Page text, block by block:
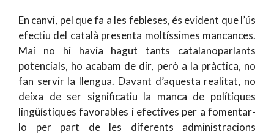
En canvi, pel que fa a les febleses, és evident que l’ús
efectiu del català presenta moltíssimes mancances.
Mai no hi havia hagut tants catalanoparlants
potencials, ho acabam de dir, però a la pràctica, no
fan servir la llengua. Davant d’aquesta realitat, no
deixa de ser significatiu la manca de polítiques
lingüístiques favorables i efectives per a fomentar-
lo per part de les diferents administracions